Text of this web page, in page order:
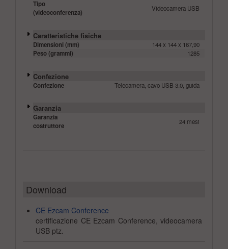
Tipo
(videoconferenza)
Videocamera USB
Caratteristiche fisiche
Dimensioni (mm) 144 x 144 x 167,90
Peso (grammi) 1285
Confezione
Confezione Telecamera, cavo USB 3.0, guida
Garanzia
Garanzia
costruttore
24 mesi
Download
CE Ezcam Conference
certificazione CE Ezcam Conference, videocamera
USB ptz.